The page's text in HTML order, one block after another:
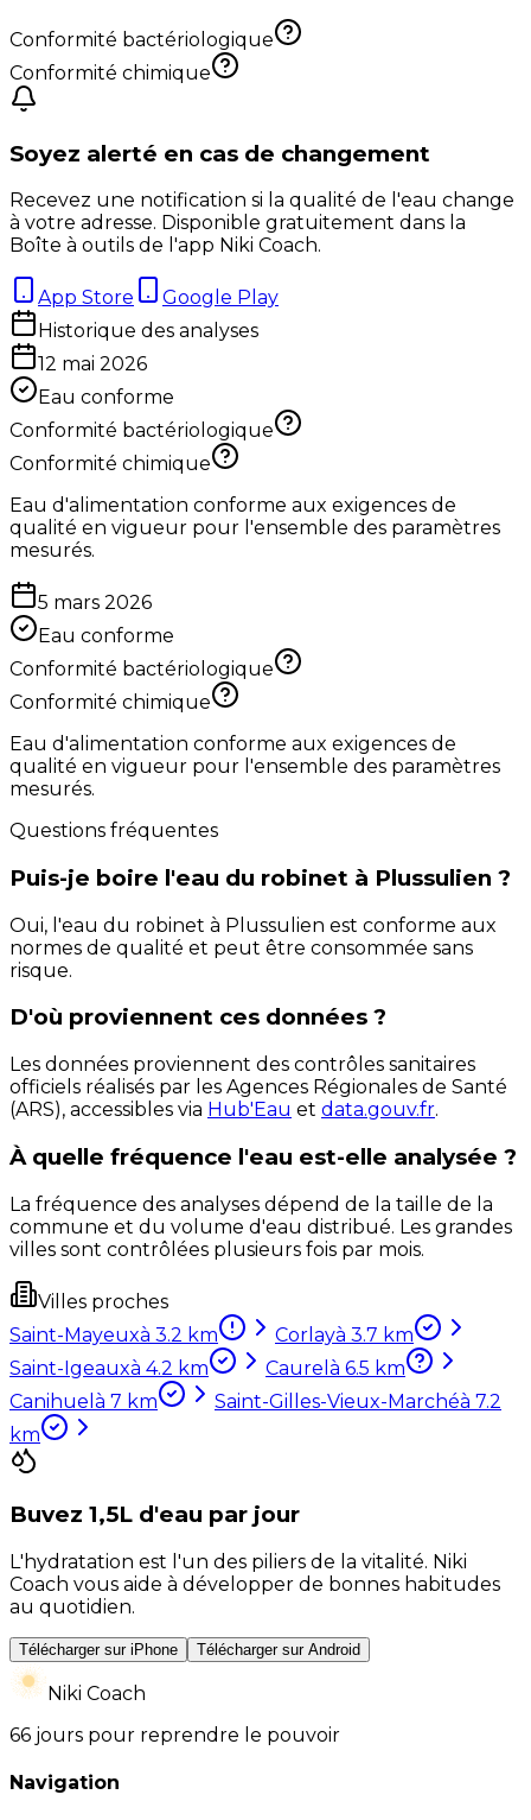
Conformité bactériologique
Conformité chimique
Soyez alerté en cas de changement
Recevez une notification si la qualité de l'eau change
à votre adresse. Disponible gratuitement dans la
Boîte à outils de l'app Niki Coach.
App Store
Google Play
Historique des analyses
12 mai 2026
Eau conforme
Conformité bactériologique
Conformité chimique
Eau d'alimentation conforme aux exigences de
qualité en vigueur pour l'ensemble des paramètres
mesurés.
5 mars 2026
Eau conforme
Conformité bactériologique
Conformité chimique
Eau d'alimentation conforme aux exigences de
qualité en vigueur pour l'ensemble des paramètres
mesurés.
Questions fréquentes
Puis-je boire l'eau du robinet à Plussulien ?
Oui, l'eau du robinet à Plussulien est conforme aux
normes de qualité et peut être consommée sans
risque.
D'où proviennent ces données ?
Les données proviennent des contrôles sanitaires
officiels réalisés par les Agences Régionales de Santé
(ARS), accessibles via Hub'Eau et data.gouv.fr.
À quelle fréquence l'eau est-elle analysée ?
La fréquence des analyses dépend de la taille de la
commune et du volume d'eau distribué. Les grandes
villes sont contrôlées plusieurs fois par mois.
Villes proches
Saint-Mayeuxà 3.2 km Corlayà 3.7 km
Saint-Igeauxà 4.2 km Caurel à 6.5 km
Canihuel à 7 km Saint-Gilles-Vieux-Marchéà 7.2
km
Buvez 1,5L d'eau par jour
L'hydratation est l'un des piliers de la vitalité. Niki
Coach vous aide à développer de bonnes habitudes
au quotidien.
Télécharger sur iPhone Télécharger sur Android
Niki Coach
66 jours pour reprendre le pouvoir
Navigation